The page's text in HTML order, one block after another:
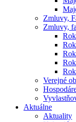
Zmluvy,
Zmluvy,
Verejné
Aktuálne
Aktuality